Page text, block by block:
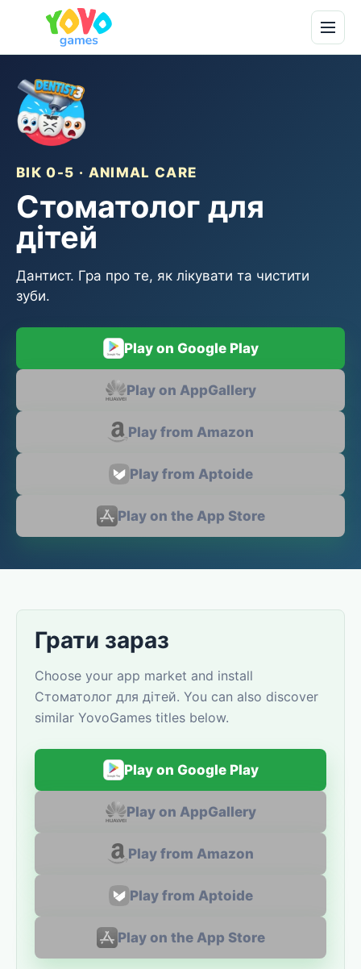
ВІК 0-5 · ANIMAL CARE
Стоматолог для
дітей
Дантист. Гра про те, як лікувати та чистити
зуби.
Play on Google Play
Play on AppGallery
Play from Amazon
Play from Aptoide
Play on the App Store
Грати зараз
Choose your app market and install
Стоматолог для дітей. You can also discover
similar YovoGames titles below.
Play on Google Play
Play on AppGallery
Play from Amazon
Play from Aptoide
Play on the App Store